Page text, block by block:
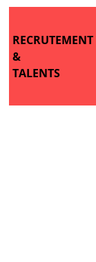
RECRUTEMENT
&
TALENTS